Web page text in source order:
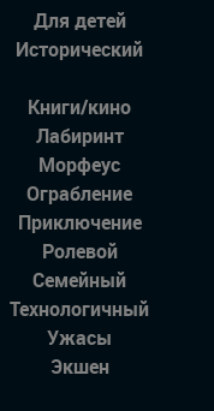
Для детей
Исторический
Книги/кино
Лабиринт
Морфеус
Ограбление
Приключение
Ролевой
Семейный
Технологичный
Ужасы
Экшен